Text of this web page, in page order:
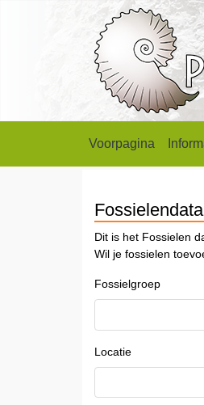
Voorpagina
Dit is het Fossielen
Wil je fossielen
Fossielgroep
Locatie